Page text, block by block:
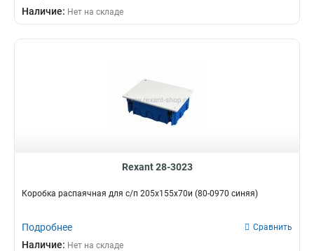
Наличие: Нет на складе
Rexant 28-3023
Коробка распаячная для с/п 205х155х70и (80-0970 синяя)
Подробнее Сравнить
Наличие: Нет на складе